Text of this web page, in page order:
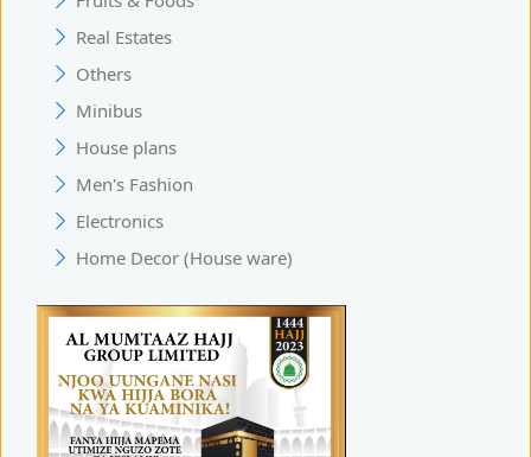
Real Estates
Others
Minibus
House plans
Men's Fashion
Electronics
Home Decor (House ware)